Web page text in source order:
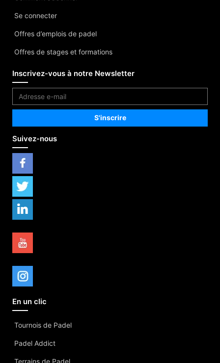
Se connecter
Offres d’emplois de padel
Offres de stages et formations
Inscrivez-vous à notre Newsletter
Suivez-nous
En un clic
Tournois de Padel
Padel Addict
Terrains de Padel